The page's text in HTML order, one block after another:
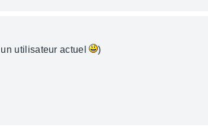
un utilisateur actuel )